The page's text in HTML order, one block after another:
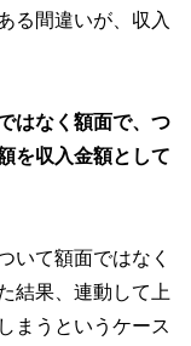
る間違いが、収入
はなく額面で、つ
を収入金額として
いて額面ではなく
結果、連動して上
まうというケース